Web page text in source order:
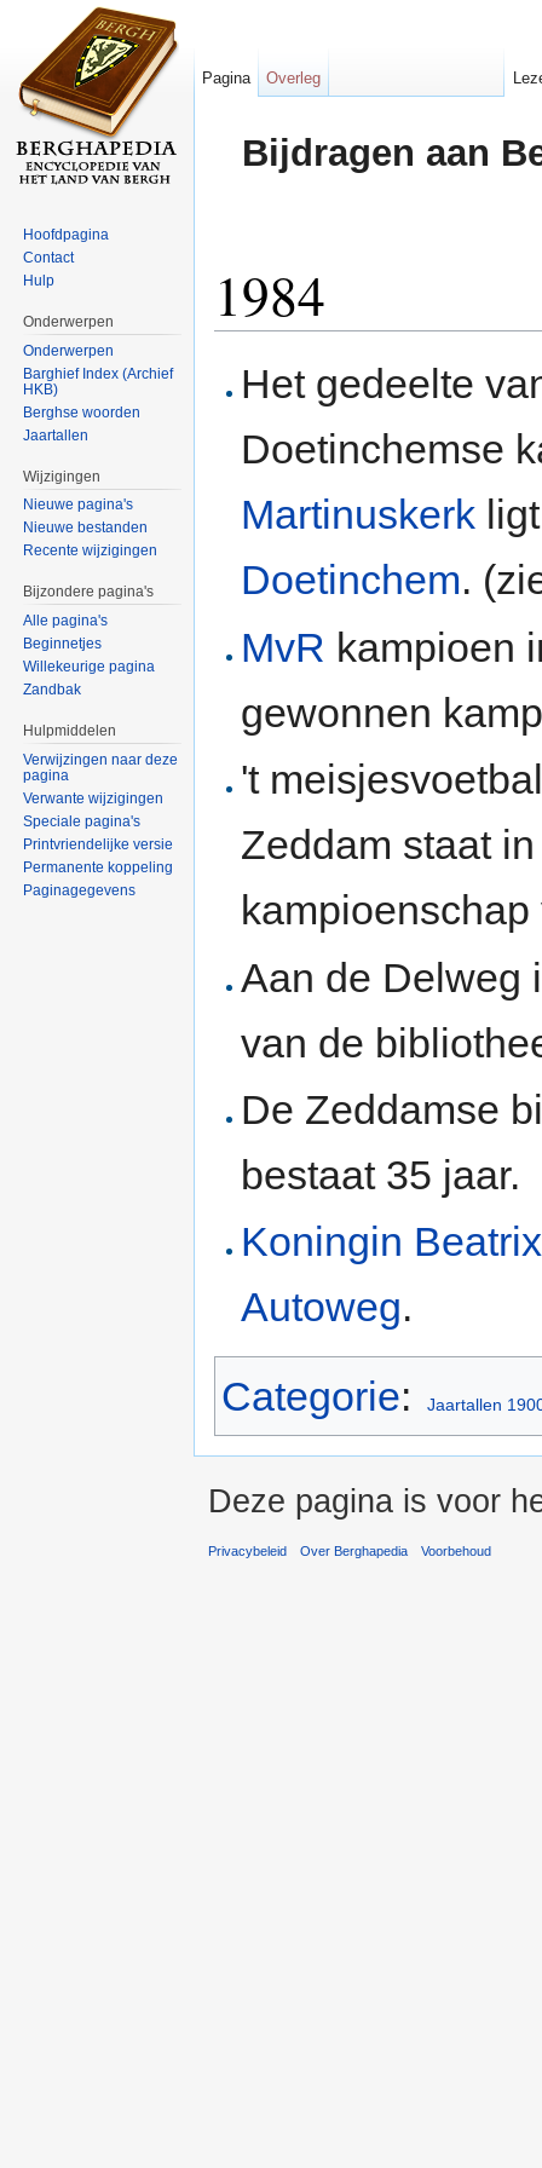
Bijdragen aan
1984
Het gedeelte
Doetinchemse
Martinuskerk
Doetinchem.
MvR kampioen
gewonnen
't
Zeddam staat
Aan de Delweg
van de
De Zeddamse
bestaat 35 jaar.
Koningin Beatrix
Autoweg.
Categorie: Jaartallen
Pagina Overleg
Hoofdpagina
Contact
Hulp
Onderwerpen
Onderwerpen
Barghief Index (Archief
HKB)
Berghse woorden
Jaartallen
Wijzigingen
Nieuwe pagina's
Nieuwe bestanden
Recente wijzigingen
Bijzondere pagina's
Alle pagina's
Beginnetjes
Willekeurige pagina
Zandbak
Hulpmiddelen
Verwijzingen naar deze
pagina
Verwante wijzigingen
Speciale pagina's
Printvriendelijke versie
Permanente koppeling
Paginagegevens
Deze pagina is voor
Privacybeleid Over Berghapedia Voorbehoud